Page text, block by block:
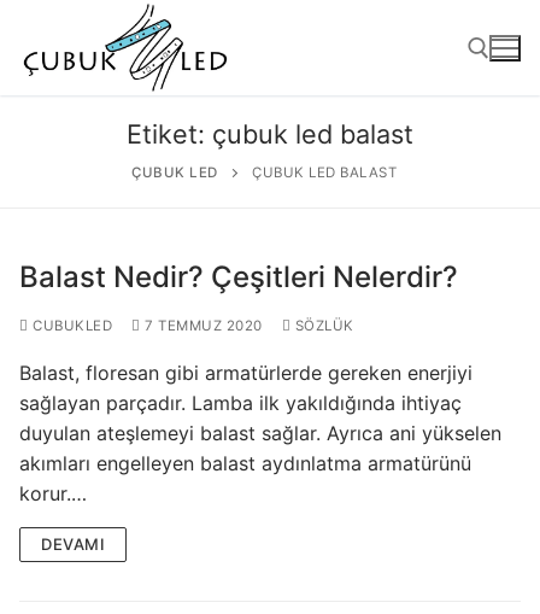
ANASAYFA
ÜRÜNLER
Etiket: çubuk led balast
ÇUBUK LED ÇUBUK LED BALAST
Balast Nedir? Çeşitleri Nelerdir?
CUBUKLED 7 TEMMUZ 2020 SÖZLÜK
Balast, floresan gibi armatürlerde gereken enerjiyi
sağlayan parçadır. Lamba ilk yakıldığında ihtiyaç
duyulan ateşlemeyi balast sağlar. Ayrıca ani yükselen
akımları engelleyen balast aydınlatma armatürünü
korur.…
DEVAMI